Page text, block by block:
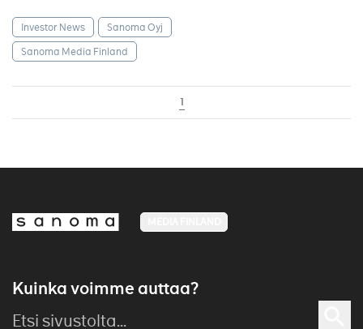
Investor News
Sanoma Oyj
Sanoma Media Finland
1
Kuinka voimme auttaa?